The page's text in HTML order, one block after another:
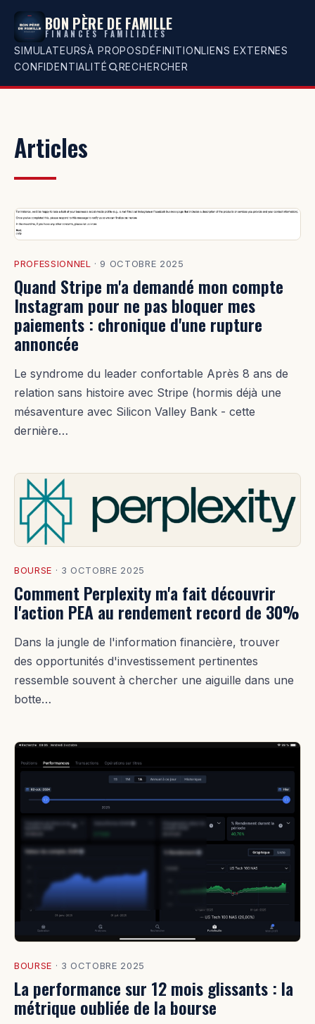
BON PÈRE DE FAMILLE
FINANCES FAMILIALES
SIMULATEURSÀ PROPOSDÉFINITIONLIENS EXTERNES
CONFIDENTIALITÉ
RECHERCHER
Articles
PROFESSIONNEL · 9 OCTOBRE 2025
Quand Stripe m'a demandé mon compte
Instagram pour ne pas bloquer mes
paiements : chronique d'une rupture
annoncée
Le syndrome du leader confortable Après 8 ans de
relation sans histoire avec Stripe (hormis déjà une
mésaventure avec Silicon Valley Bank - cette
dernière…
BOURSE · 3 OCTOBRE 2025
Comment Perplexity m'a fait découvrir
l'action PEA au rendement record de 30%
Dans la jungle de l'information financière, trouver
des opportunités d'investissement pertinentes
ressemble souvent à chercher une aiguille dans une
botte…
BOURSE · 3 OCTOBRE 2025
La performance sur 12 mois glissants : la
métrique oubliée de la bourse